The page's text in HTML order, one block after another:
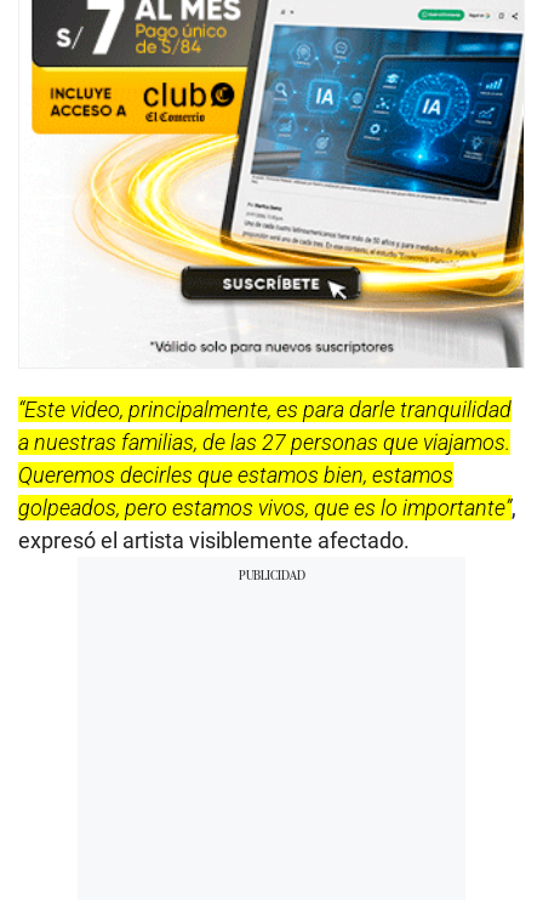
“Este video, principalmente, es para darle tranquilidad
a nuestras familias, de las 27 personas que viajamos.
Queremos decirles que estamos bien, estamos
golpeados, pero estamos vivos, que es lo importante”,
expresó el artista visiblemente afectado.